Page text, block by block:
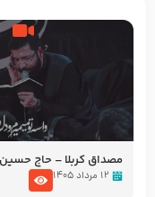
مصداق کربلا – حاج
۱۲ مرداد ۱۴۰۵